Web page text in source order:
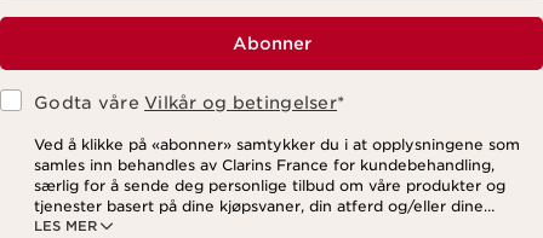
Abonner
Godta våreVilkår og betingelser*
LES MER
Ved å klikke på «abonner» samtykker du i at opplysningene som
samles inn behandles av Clarins France for kundebehandling,
særlig for å sende deg personlige tilbud om våre produkter og
tjenester basert på dine kjøpsvaner, din atferd og/eller dine
interesser, inkludert visning på sosiale medier og